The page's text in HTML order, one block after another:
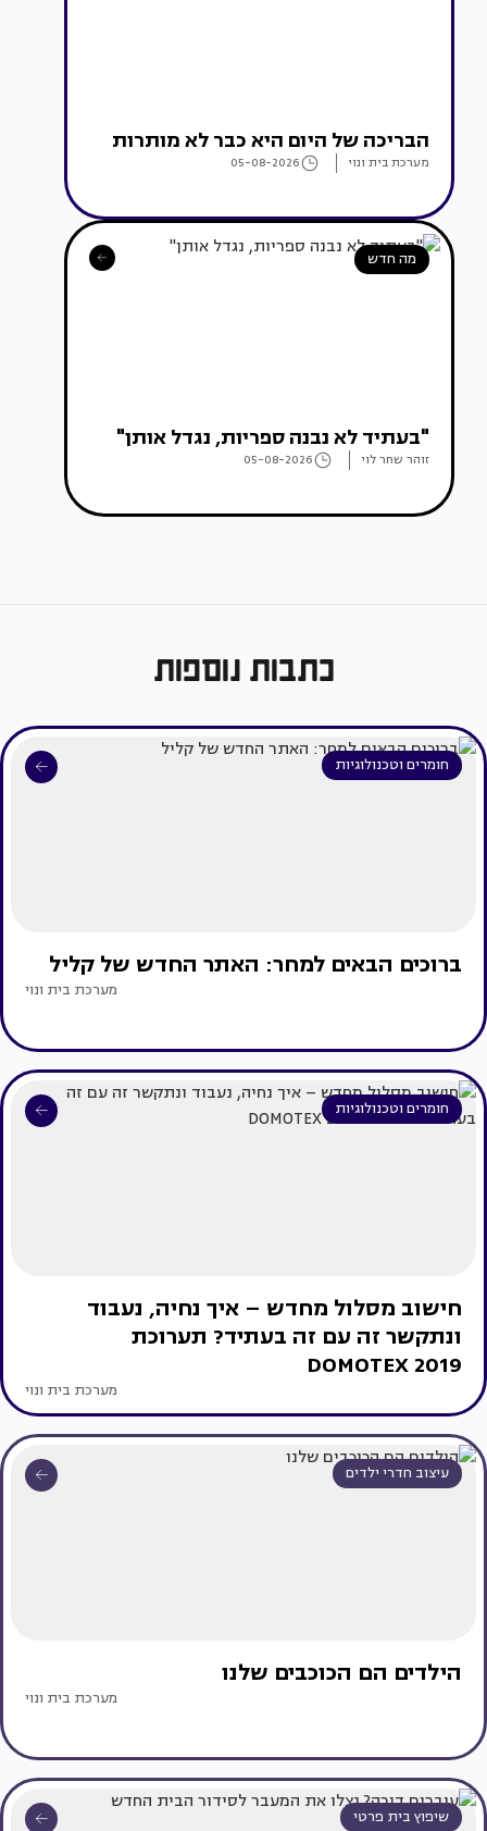
הבריכה של היום היא כבר לא מותרות
מערכת בית ונוי 05-08-2026
מה חדש
"בעתיד לא נבנה ספריות, נגדל אותן"
זוהר שחר לוי 05-08-2026
כתבות נוספות
חומרים וטכנולוגיות
ברוכים הבאים למחר: האתר החדש של קליל
מערכת בית ונוי
חומרים וטכנולוגיות
חישוב מסלול מחדש – איך נחיה, נעבוד
ונתקשר זה עם זה בעתיד? תערוכת
DOMOTEX 2019
מערכת בית ונוי
עיצוב חדרי ילדים
הילדים הם הכוכבים שלנו
מערכת בית ונוי
שיפוץ בית פרטי